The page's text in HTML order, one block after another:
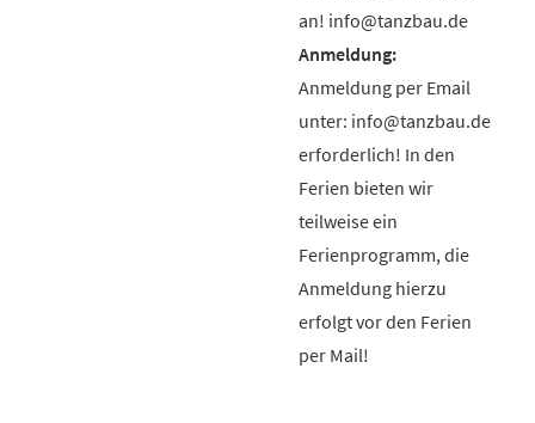
an! info@tanzbau.de
Anmeldung per Email
unter: info@tanzbau.de
erforderlich! In den
Ferien bieten wir
teilweise ein
Ferienprogramm, die
Anmeldung hierzu
erfolgt vor den Ferien
per Mail!